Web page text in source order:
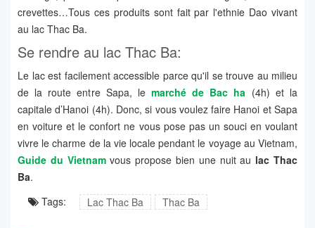
crevettes…Tous ces produits sont fait par l'ethnie Dao vivant
au lac Thac Ba.
Se rendre au lac Thac Ba:
Le lac est facilement accessible parce qu'il se trouve au milieu
de la route entre Sapa, le marché de Bac ha (4h) et la
capitale d’Hanoi (4h). Donc, si vous voulez faire Hanoi et Sapa
en voiture et le confort ne vous pose pas un souci en voulant
vivre le charme de la vie locale pendant le voyage au Vietnam,
Guide du Vietnamvous propose bien une nuit au lac Thac
Ba.
Tags:
Lac Thac Ba Thac Ba